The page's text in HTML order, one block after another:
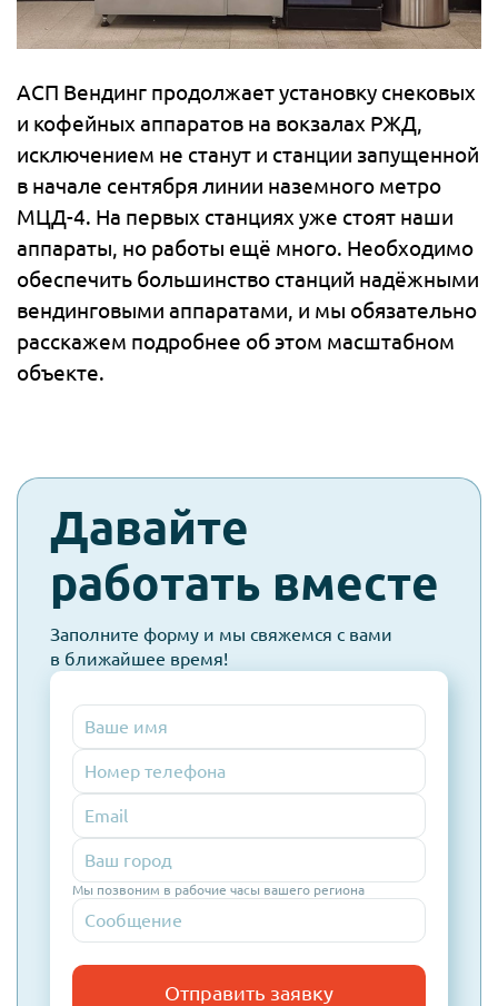
АСП Вендинг продолжает установку снековых
и кофейных аппаратов на вокзалах РЖД,
исключением не станут и станции запущенной
в начале сентября линии наземного метро
МЦД-4. На первых станциях уже стоят наши
аппараты, но работы ещё много. Необходимо
обеспечить большинство станций надёжными
вендинговыми аппаратами, и мы обязательно
расскажем подробнее об этом масштабном
объекте.
check-
spam
Давайте
работать вместе
Заполните форму и мы свяжемся с вами
в ближайшее время!
Номер
телефона
Email
Мы позвоним в рабочие часы вашего региона
Отправить заявку